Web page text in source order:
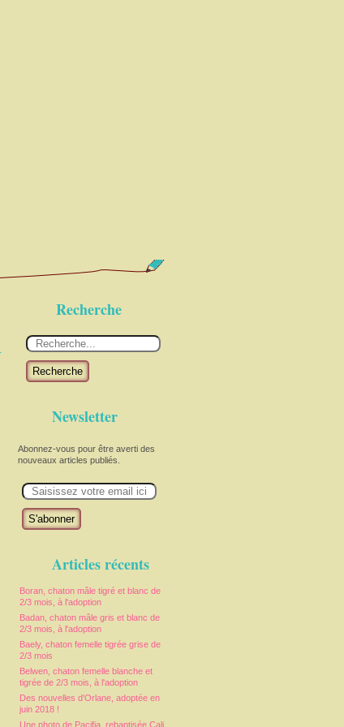
Recherche
Recherche
Newsletter
Abonnez-vous pour être averti des
nouveaux articles publiés.
m
Articles récents
Boran, chaton mâle tigré et blanc de
2/3 mois, à l'adoption
Badan, chaton mâle gris et blanc de
2/3 mois, à l'adoption
Baely, chaton femelle tigrée grise de
2/3 mois
Belwen, chaton femelle blanche et
tigrée de 2/3 mois, à l'adoption
Des nouvelles d'Orlane, adoptée en
juin 2018 !
Une photo de Pacifia, rebaptisée Cali,